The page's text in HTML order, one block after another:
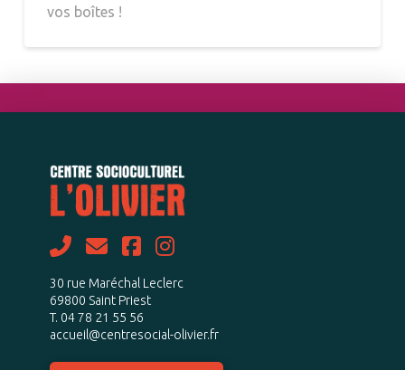
vos boîtes !
30 rue Maréchal Leclerc
69800 Saint Priest
T. 04 78 21 55 56
accueil@centresocial-olivier.fr